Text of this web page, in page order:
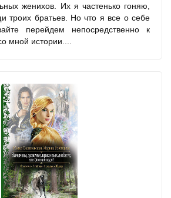
женихов. Их я частенько гоняю,
троих братьев. Но что я все о себе
перейдем непосредственно к
мной истории....